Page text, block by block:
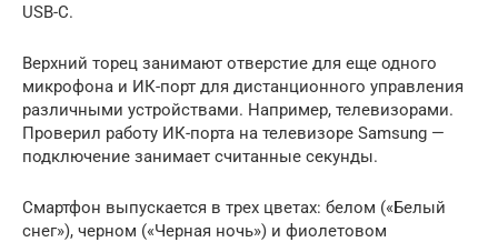
USB-C.
Верхний торец занимают отверстие для еще одного
микрофона и ИК-порт для дистанционного управления
различными устройствами. Например, телевизорами.
Проверил работу ИК-порта на телевизоре Samsung —
подключение занимает считанные секунды.
Смартфон выпускается в трех цветах: белом («Белый
снег»), черном («Черная ночь») и фиолетовом